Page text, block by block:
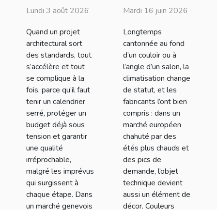
d’un projet
hors norme
Lundi 3 août 2026
Quand un projet
architectural sort
des standards, tout
s’accélère et tout
se complique à la
fois, parce qu’il faut
tenir un calendrier
serré, protéger un
budget déjà sous
tension et garantir
une qualité
irréprochable,
malgré les imprévus
qui surgissent à
chaque étape. Dans
un marché genevois
devient
fusion design
et
performance
Mardi 16 juin 2026
Longtemps
cantonnée au fond
d’un couloir ou à
l’angle d’un salon, la
climatisation change
de statut, et les
fabricants l’ont bien
compris : dans un
marché européen
chahuté par des
étés plus chauds et
des pics de
demande, l’objet
technique devient
aussi un élément de
décor. Couleurs